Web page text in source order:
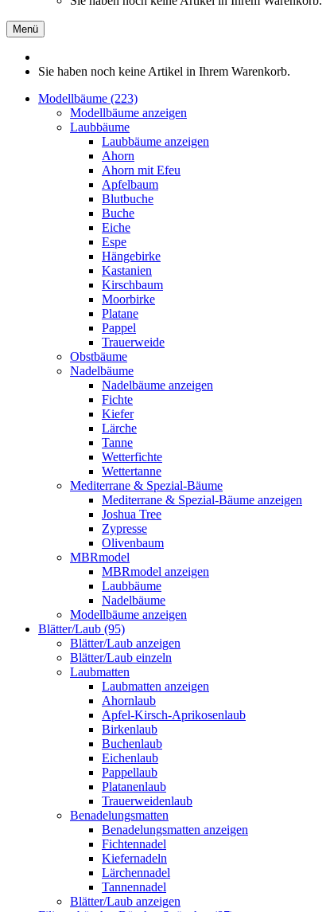
Menü
Sie haben noch keine Artikel in Ihrem Warenkorb.
Modellbäume (223)
Modellbäume anzeigen
Laubbäume
Laubbäume anzeigen
Ahorn
Ahorn mit Efeu
Apfelbaum
Blutbuche
Buche
Eiche
Espe
Hängebirke
Kastanien
Kirschbaum
Moorbirke
Platane
Pappel
Trauerweide
Obstbäume
Nadelbäume
Nadelbäume anzeigen
Fichte
Kiefer
Lärche
Tanne
Wetterfichte
Wettertanne
Mediterrane & Spezial-Bäume
Mediterrane & Spezial-Bäume anzeigen
Joshua Tree
Zypresse
Olivenbaum
MBRmodel
MBRmodel anzeigen
Laubbäume
Nadelbäume
Modellbäume anzeigen
Blätter/Laub (95)
Blätter/Laub anzeigen
Blätter/Laub einzeln
Laubmatten
Laubmatten anzeigen
Ahornlaub
Apfel-Kirsch-Aprikosenlaub
Birkenlaub
Buchenlaub
Eichenlaub
Pappellaub
Platanenlaub
Trauerweidenlaub
Benadelungsmatten
Benadelungsmatten anzeigen
Fichtennadel
Kiefernadeln
Lärchennadel
Tannennadel
Blätter/Laub anzeigen